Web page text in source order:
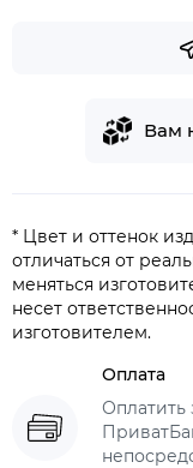
Вам
* Цвет и оттенок
отличаться от
меняться
несет
изготовителем.
Оплата
Оплатить